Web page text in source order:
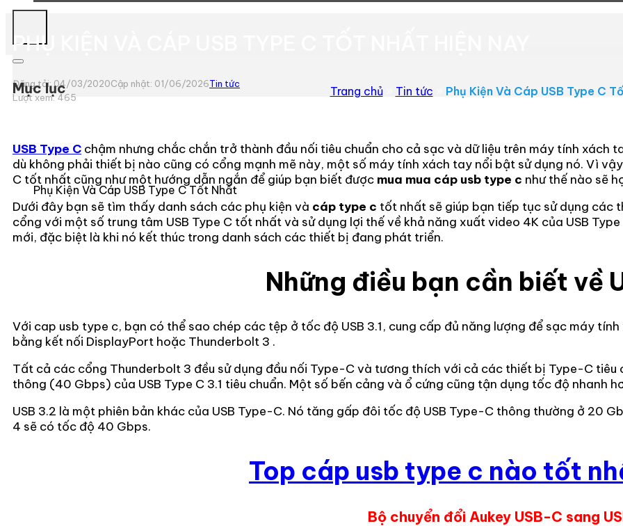
Phụ Kiện Và Cáp USB Type C Tốt Nhất
PHỤ KIỆN VÀ CÁP USB TYPE C TỐT NHẤT HIỆN NAY
Trang chủ» Tin tức Phụ Kiện Và Cáp USB Type C
Đăng tải: 04/03/2020Cập nhật: 01/06/2026Tin tức
Lượt xem: 465
Mục lục
USB Type C chậm nhưng chắc chắn trở thành đầu nối tiêu chuẩn cho cả sạc và dữ liệu trên máy tính
dù không phải thiết bị nào cũng có cổng mạnh mẽ này, một số máy tính xách tay nổi bật sử dụng nó. Vì
C tốt nhất cũng như một hướng dẫn ngắn để giúp bạn biết được mua mua cáp usb type c như thế nào sẽ
Dưới đây bạn sẽ tìm thấy danh sách các phụ kiện và cáp type c tốt nhất sẽ giúp bạn tiếp tục sử dụng các
cổng với một số trung tâm USB Type C tốt nhất và sử dụng lợi thế về khả năng xuất video 4K của USB
mới, đặc biệt là khi nó kết thúc trong danh sách các thiết bị đang phát triển.
Những điều bạn cần biết về
Với cap usb type c, bạn có thể sao chép các tệp ở tốc độ USB 3.1, cung cấp đủ năng lượng để sạc máy
bằng kết nối DisplayPort hoặc Thunderbolt 3 .
Tất cả các cổng Thunderbolt 3 đều sử dụng đầu nối Type-C và tương thích với cả các thiết bị Type-C
thông (40 Gbps) của USB Type C 3.1 tiêu chuẩn. Một số bến cảng và ổ cứng cũng tận dụng tốc độ nhanh
USB 3.2 là một phiên bản khác của USB Type-C. Nó tăng gấp đôi tốc độ USB Type-C thông thường ở 20
4 sẽ có tốc độ 40 Gbps.
Top cáp usb type c nào tốt
Bộ chuyển đổi Aukey USB-C sang